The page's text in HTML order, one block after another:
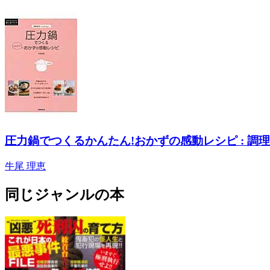
圧力鍋でつくるかんたん!おかずの感動レシピ : 調
牛尾 理恵
同じジャンルの本